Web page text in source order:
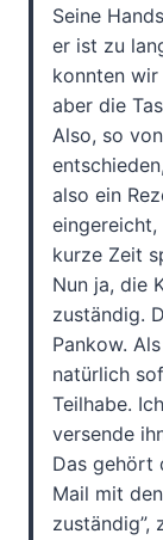
Seine
er ist zu
konnten
aber die
Also, so
also ein
kurze Zeit
Nun ja, die
zuständig.
Pankow.
natürlich
Teilhabe.
versende
Das gehört
Mail mit
zuständig”,